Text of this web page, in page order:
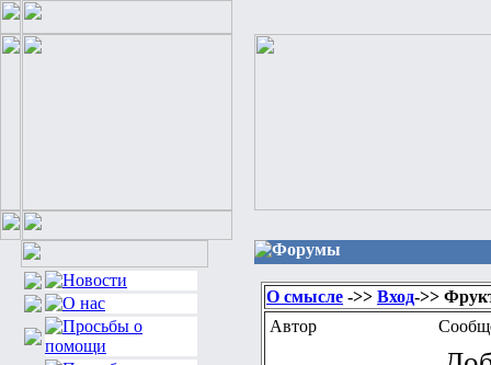
Форумы
О смысле ->> Вход->>
Автор